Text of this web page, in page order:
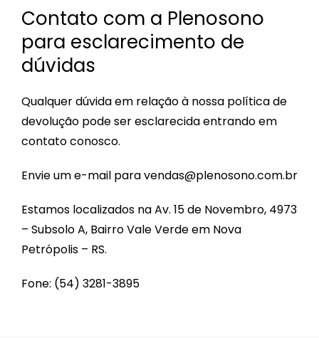
Contato com a Plenosono
para esclarecimento de
dúvidas
Qualquer dúvida em relação à nossa política de
devolução pode ser esclarecida entrando em
contato conosco.
Envie um e-mail paravendas@plenosono.com.br
Estamos localizados na Av. 15 de Novembro, 4973
– Subsolo A, Bairro Vale Verde em Nova
Petrópolis – RS.
Fone: (54) 3281-3895